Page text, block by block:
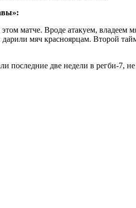
матче. Вроде атакуем, владеем
мяч красноярцам. Второй
последние две недели в регби-7,